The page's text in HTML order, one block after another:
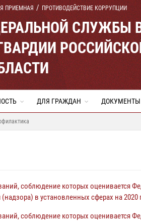
ПРИЕМНАЯ ПРОТИВОДЕЙСТВИЕ КОРРУПЦИИ
СЛУЖБЫ
ДЛЯ ГРАЖДАН ДОКУМЕНТЫ
соблюдение которых оценивается
в установленных сферах на 2020
соблюдение которых оценивается